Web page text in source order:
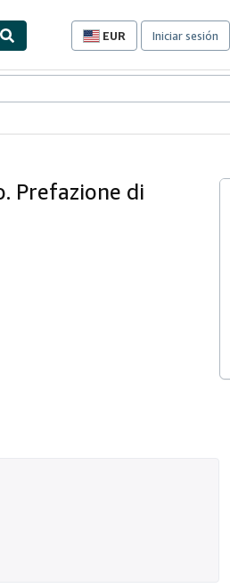
EUR
Preferencias
compra
sitio.
Iniciar sesión
Prefazione di